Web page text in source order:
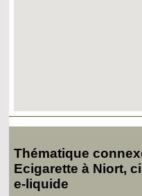
Thématique
Ecigarette à Niort,
e-liquide